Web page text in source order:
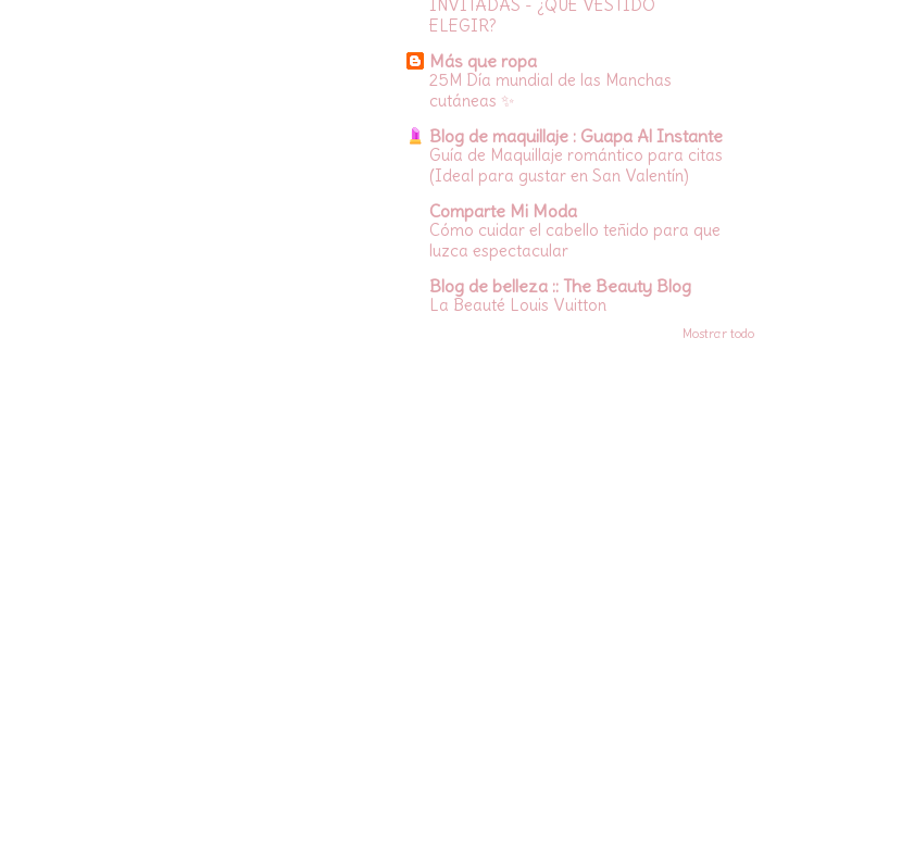
INVITADAS - ¿QUÉ VESTIDO
ELEGIR?
Más que ropa
25M Día mundial de las Manchas
cutáneas ✨
Blog de maquillaje : Guapa Al Instante
Guía de Maquillaje romántico para citas
(Ideal para gustar en San Valentín)
Comparte Mi Moda
Cómo cuidar el cabello teñido para que
luzca espectacular
Blog de belleza :: The Beauty Blog
La Beauté Louis Vuitton
Mostrar todo